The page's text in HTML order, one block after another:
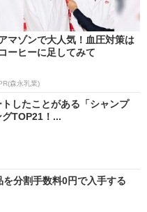
マゾンで大人気！血圧対策は
コーヒーに足してみて
森永乳業)
トしたことがある「シャンプ
TOP21！...
分割手数料0円で入手する